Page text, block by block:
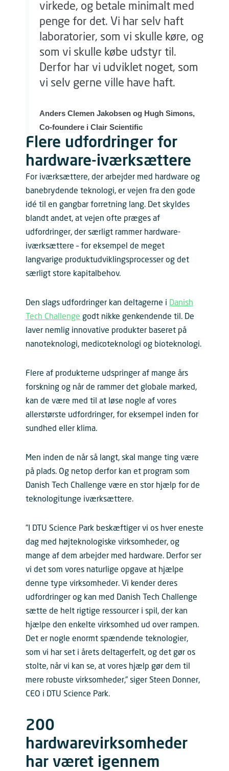
virkede, og betale minimalt med
penge for det. Vi har selv haft
laboratorier, som vi skulle køre, og
som vi skulle købe udstyr til.
Derfor har vi udviklet noget, som
vi selv gerne ville have haft.
Anders Clemen Jakobsen og Hugh Simons,
Co-foundere i Clair Scientific
Flere udfordringer for
hardware-iværksættere
For iværksættere, der arbejder med hardware og
banebrydende teknologi, er vejen fra den gode
idé til en gangbar forretning lang. Det skyldes
blandt andet, at vejen ofte præges af
udfordringer, der særligt rammer hardware-
iværksættere – for eksempel de meget
langvarige produktudviklingsprocesser og det
særligt store kapitalbehov.
Den slags udfordringer kan deltagerne i Danish
Tech Challenge godt nikke genkendende til. De
laver nemlig innovative produkter baseret på
nanoteknologi, medicoteknologi og bioteknologi.
Flere af produkterne udspringer af mange års
forskning og når de rammer det globale marked,
kan de være med til at løse nogle af vores
allerstørste udfordringer, for eksempel inden for
sundhed eller klima.
Men inden de når så langt, skal mange ting være
på plads. Og netop derfor kan et program som
Danish Tech Challenge være en stor hjælp for de
teknologitunge iværksættere.
”I DTU Science Park beskæftiger vi os hver eneste
dag med højteknologiske virksomheder, og
mange af dem arbejder med hardware. Derfor ser
vi det som vores naturlige opgave at hjælpe
denne type virksomheder. Vi kender deres
udfordringer og kan med Danish Tech Challenge
sætte de helt rigtige ressourcer i spil, der kan
hjælpe den enkelte virksomhed ud over rampen.
Det er nogle enormt spændende teknologier,
som vi har set i årets deltagerfelt, og det gør os
stolte, når vi kan se, at vores hjælp gør dem til
mere robuste virksomheder,” siger Steen Donner,
CEO i DTU Science Park.
200
hardwarevirksomheder
har været igennem